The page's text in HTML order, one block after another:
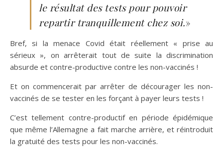
le résultat des tests pour pouvoir
repartir tranquillement chez soi.»
Bref, si la menace Covid était réellement « prise au
sérieux », on arrêterait tout de suite la discrimination
absurde et contre-productive contre les non-vaccinés !
Et on commencerait par arrêter de décourager les non-
vaccinés de se tester en les forçant à payer leurs tests !
C’est tellement contre-productif en période épidémique
que même l’Allemagne a fait marche arrière, et réintroduit
la gratuité des tests pour les non-vaccinés.